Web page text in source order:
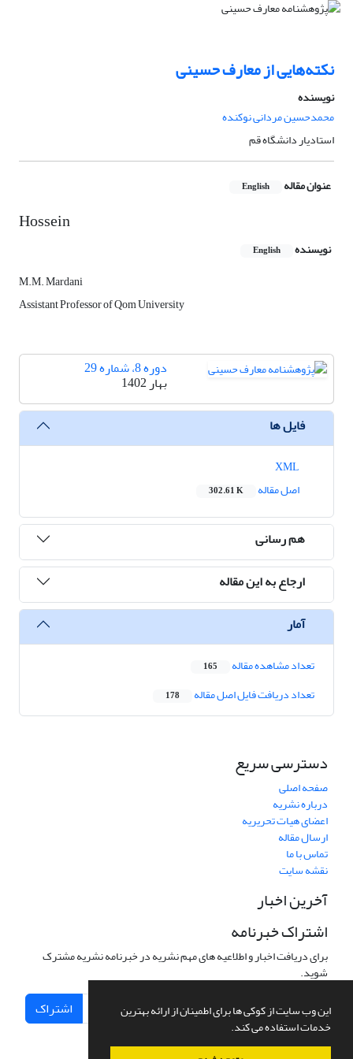
این وب سایت از کوکی ها برای اطمینان از ارائه بهترین
خدمات استفاده می کند.
نکته‌هایی از معارف حسینی
نویسنده
محمدحسین مردانی نوکنده
استادیار دانشگاه قم
عنوان مقاله English
Hossein
نویسنده English
M.M. Mardani
Assistant Professor of Qom University
دوره 8، شماره 29
بهار 1402
فایل ها
اصل مقاله
302.61 K
هم رسانی
ارجاع به این مقاله
آمار
تعداد مشاهده مقاله 165
تعداد دریافت فایل اصل مقاله 178
دسترسی سریع
صفحه اصلی
درباره نشریه
اعضای هیات تحریریه
ارسال مقاله
تماس با ما
نقشه سایت
آخرین اخبار
اشتراک خبرنامه
برای دریافت اخبار و اطلاعیه های مهم نشریه در خبرنامه نشریه مشترک
شوید.
اشتراک